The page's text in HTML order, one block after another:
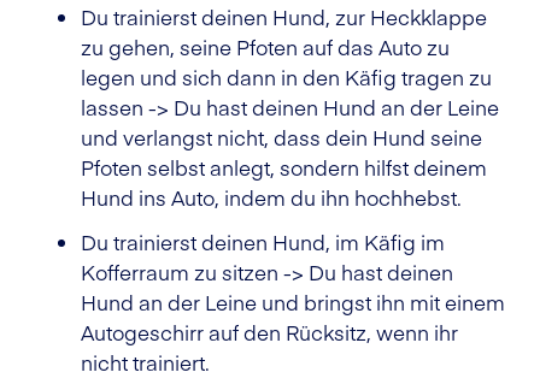
Du trainierst deinen Hund, zur Heckklappe
zu gehen, seine Pfoten auf das Auto zu
legen und sich dann in den Käfig tragen zu
lassen -> Du hast deinen Hund an der Leine
und verlangst nicht, dass dein Hund seine
Pfoten selbst anlegt, sondern hilfst deinem
Hund ins Auto, indem du ihn hochhebst.
Du trainierst deinen Hund, im Käfig im
Kofferraum zu sitzen -> Du hast deinen
Hund an der Leine und bringst ihn mit einem
Autogeschirr auf den Rücksitz, wenn ihr
nicht trainiert.